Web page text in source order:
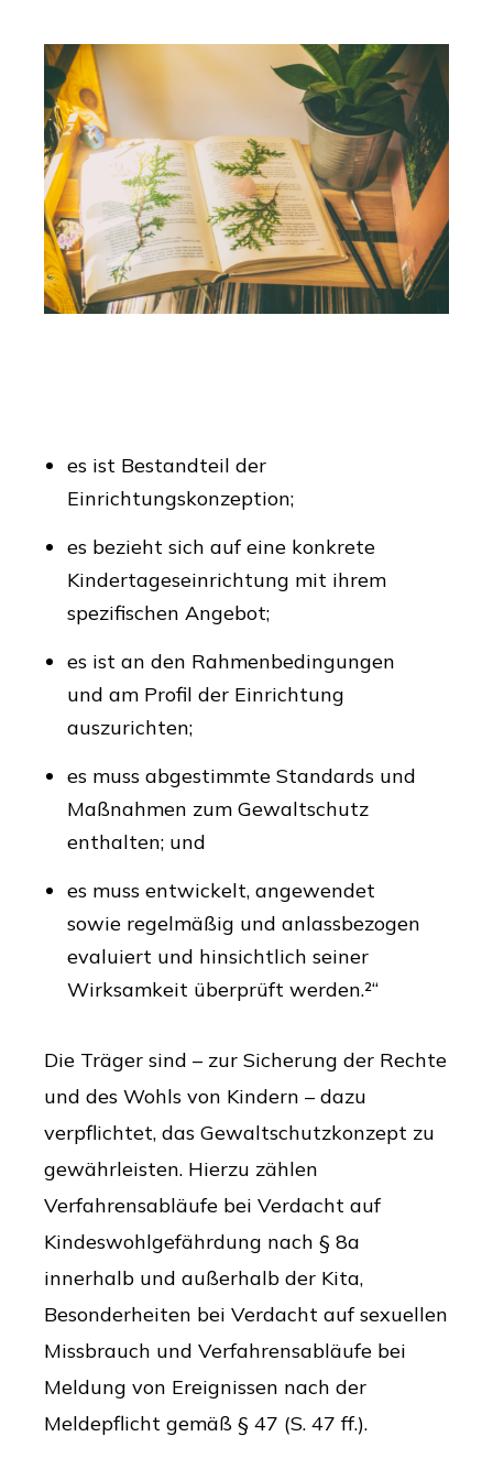
es ist Bestandteil der
Einrichtungskonzeption;
es bezieht sich auf eine konkrete
Kindertageseinrichtung mit ihrem
spezifischen Angebot;
es ist an den Rahmenbedingungen
und am Profil der Einrichtung
auszurichten;
es muss abgestimmte Standards und
Maßnahmen zum Gewaltschutz
enthalten; und
es muss entwickelt, angewendet
sowie regelmäßig und anlassbezogen
evaluiert und hinsichtlich seiner
Wirksamkeit überprüft werden.²“
Die Träger sind – zur Sicherung der Rechte
und des Wohls von Kindern – dazu
verpflichtet, das Gewaltschutzkonzept zu
gewährleisten. Hierzu zählen
Verfahrensabläufe bei Verdacht auf
Kindeswohlgefährdung nach § 8a
innerhalb und außerhalb der Kita,
Besonderheiten bei Verdacht auf sexuellen
Missbrauch und Verfahrensabläufe bei
Meldung von Ereignissen nach der
Meldepflicht gemäß § 47 (S. 47 ff.).